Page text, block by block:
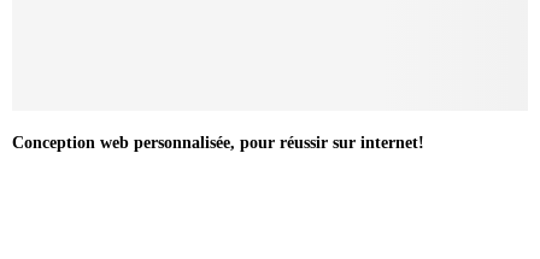
Conception web personnalisée, pour réussir sur internet!